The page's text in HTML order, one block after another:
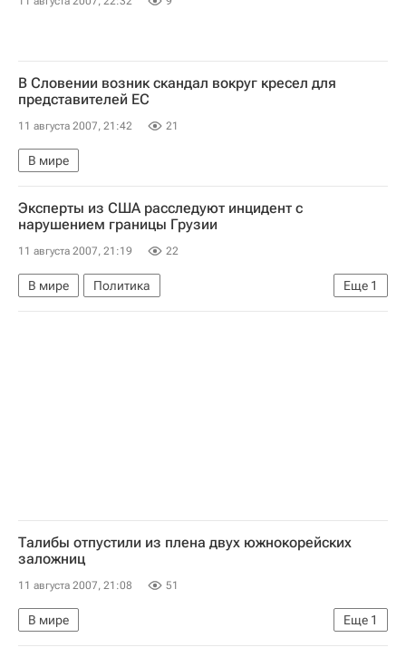
В Словении возник скандал вокруг кресел для
представителей ЕС
11 августа 2007, 21:42 21
В мире
Эксперты из США расследуют инцидент с
нарушением границы Грузии
11 августа 2007, 21:19 22
Еще 1
В мире
Политика
Грузия обвиняет Россию в "актах агрессии"
Талибы отпустили из плена двух южнокорейских
заложниц
11 августа 2007, 21:08 51
Еще 1
В мире
Ситуация с заложниками в Афганистане